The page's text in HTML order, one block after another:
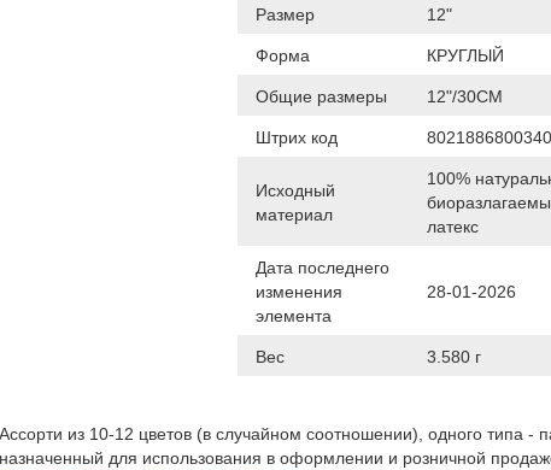
Размер 12"
Форма КРУГЛЫЙ
Общие размеры 12"/30СМ
Штрих код 8021886800340
Исходный
материал
100%
латекс
Дата последнего
изменения
элемента
28-01-2026
Вес 3.580 г
из 10-12 цветов (в случайном соотношении), одного типа -
для использования в оформлении и розничной